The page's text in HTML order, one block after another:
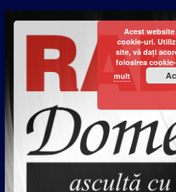
Acest
cookie-uri.
site, vă dați
folosirea
mult